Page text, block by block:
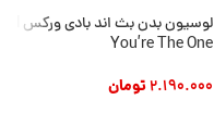
You’re The One
2.190.000تومان